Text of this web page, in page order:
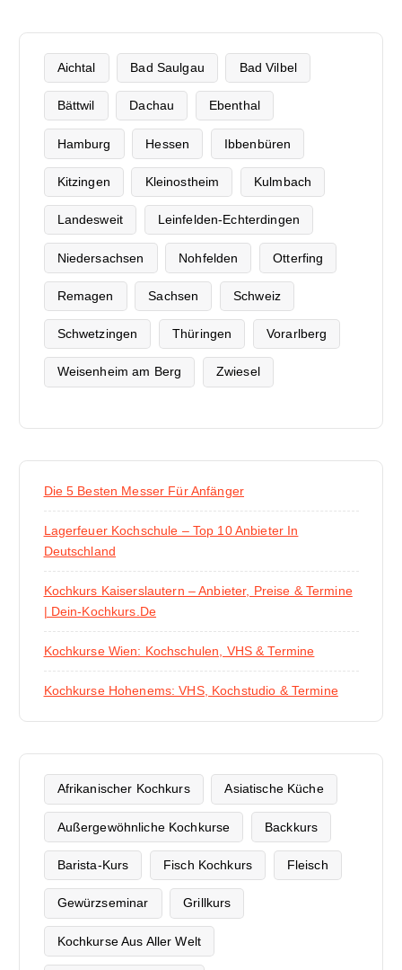
Aichtal Bad Saulgau Bad Vilbel
Bättwil Dachau Ebenthal
Hamburg Hessen Ibbenbüren
Kitzingen Kleinostheim Kulmbach
Landesweit Leinfelden-Echterdingen
Niedersachsen Nohfelden Otterfing
Remagen Sachsen Schweiz
Schwetzingen Thüringen Vorarlberg
Weisenheim am Berg Zwiesel
Die 5 Besten Messer Für Anfänger
Lagerfeuer Kochschule – Top 10 Anbieter In
Deutschland
Kochkurs Kaiserslautern – Anbieter, Preise & Termine
| Dein-Kochkurs.de
Kochkurse Wien: Kochschulen, VHS & Termine
Kochkurse Hohenems: VHS, Kochstudio & Termine
Afrikanischer Kochkurs Asiatische Küche
Außergewöhnliche Kochkurse Backkurs
Barista-Kurs Fisch Kochkurs Fleisch
Gewürzseminar Grillkurs
Kochkurse Aus Aller Welt